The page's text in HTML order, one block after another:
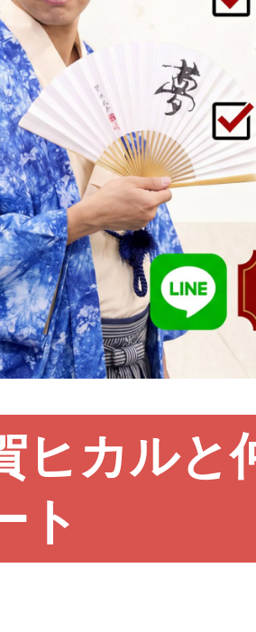
ヒカルと
ト